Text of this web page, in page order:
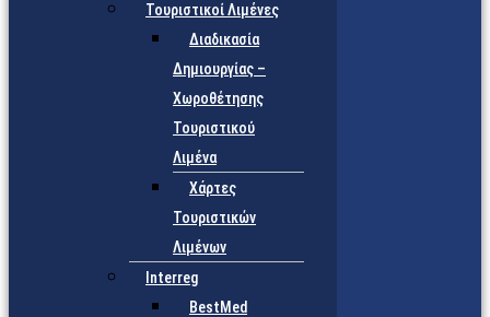
Τουριστικοί Λιμένες
Διαδικασία
Δημιουργίας –
Χωροθέτησης
Τουριστικού
Λιμένα
Χάρτες
Τουριστικών
Λιμένων
Interreg
BestMed